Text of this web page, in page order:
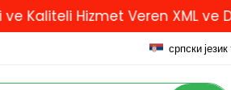
Hizmet Veren XML ve
српски језик